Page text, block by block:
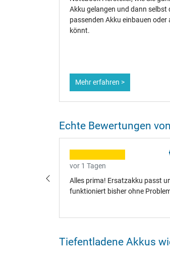
Notebook‑Doktor.de prüfen,
– aus über 20 Jahren Erfahrung
Notebook‑Reparatur.
Mehr erfahren >
Echte Bewertungen
vor 1 Tagen
Alles prima! Ersatzakku passt
funktioniert bisher ohne
Tiefentladene Akkus